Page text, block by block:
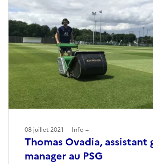
Thomas Ovadia, assistant
manager au PSG
08 juillet 2021 Info +